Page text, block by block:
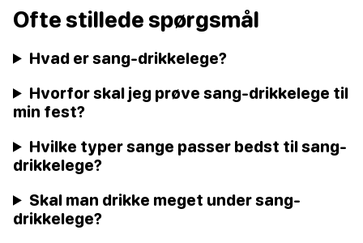
Ofte stillede spørgsmål
Hvad er sang-drikkelege?
Hvorfor skal jeg prøve sang-drikkelege til
min fest?
Hvilke typer sange passer bedst til sang-
drikkelege?
Skal man drikke meget under sang-
drikkelege?